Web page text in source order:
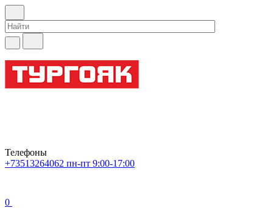
Телефоны
+73513264062 пн-пт 9:00-17:00
0